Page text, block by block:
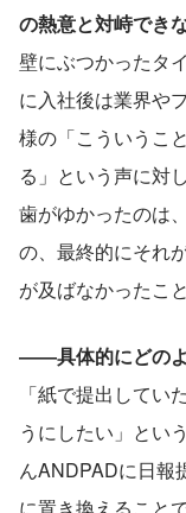
の熱意と対峙でき
壁にぶつかったタ
に入社後は業界や
様の「こういうこ
る」という声に対
歯がゆかったのは
の、最終的にそれ
が及ばなかったこと
――具体的にどの
「紙で提出してい
うにしたい」とい
んANDPADに日報